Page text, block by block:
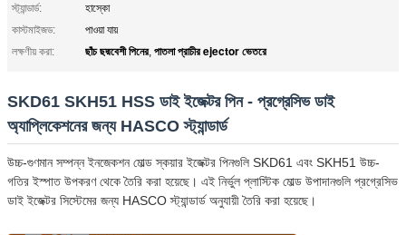
স্ট্যান্ডার্ড:
হাস্কো
কাস্টমাইজড:
পাওয়া যায়
লক্ষণীয় করা:
ছাঁচ ছদ্মবেশী পিনের, পাতলা প্রাচীর ejector ভেতরে
SKD61 SKH51 HSS ডাই ইজেক্টর পিন - প্রগ্রেসিভ ডাই
অ্যাপ্লিকেশনের জন্য HASCO স্ট্যান্ডার্ড
উচ্চ-গুণমান সম্পন্ন ইনজেকশন মোল্ড স্কয়ার ইজেক্টর পিনগুলি SKD61 এবং SKH51 উচ্চ-
গতির ইস্পাত উপকরণ থেকে তৈরি করা হয়েছে। এই নির্ভুল প্লাস্টিক মোল্ড উপাদানগুলি প্রগ্রেসিভ
ডাই ইজেক্টর সিস্টেমের জন্য HASCO স্ট্যান্ডার্ড অনুযায়ী তৈরি করা হয়েছে।